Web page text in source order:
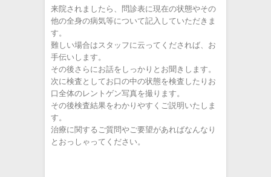
来院されましたら、問診表に現在の状態やその
他の全身の病気等について記入していただきま
す。
難しい場合はスタッフに云ってくだされば、お
手伝いします。
その後さらにお話をしっかりとお聞きします。
次に検査としてお口の中の状態を検査したりお
口全体のレントゲン写真を撮ります。
その後検査結果をわかりやすくご説明いたしま
す。
治療に関するご質問やご要望があればなんなり
とおっしゃってください。